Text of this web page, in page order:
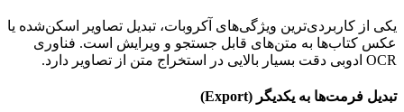
یکی از کاربردی‌ترین ویژگی‌های آکروبات، تبدیل تصاویر اسکن‌شده یا
عکس کتاب‌ها به متن‌های قابل جستجو و ویرایش است. فناوری
OCR ادوبی دقت بسیار بالایی در استخراج متن از تصاویر دارد.
تبدیل فرمت‌ها به یکدیگر (Export
)